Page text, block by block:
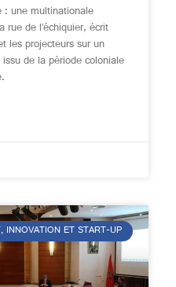
une multinationale
de l’échiquier, écrit
les projecteurs sur un
de la période coloniale
INNOVATION ET START-UP